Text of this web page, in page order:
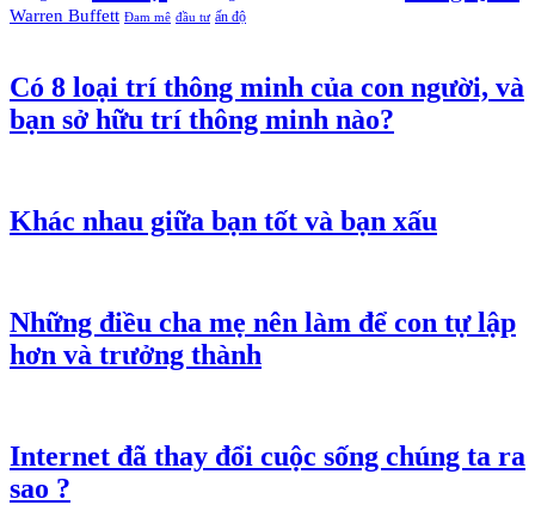
Warren Buffett Đam mê đầu tư ấn độ
Có 8 loại trí thông minh của con người, và
bạn sở hữu trí thông minh nào?
Khác nhau giữa bạn tốt và bạn xấu
Những điều cha mẹ nên làm để con tự lập
hơn và trưởng thành
Internet đã thay đổi cuộc sống chúng ta ra
sao ?